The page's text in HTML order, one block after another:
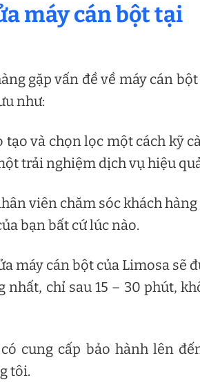
máy cán bột tại
gặp vấn đề về máy cán
như:
và chọn lọc một cách kỹ
trải nghiệm dịch vụ hiệu
viên chăm sóc khách
bạn bất cứ lúc nào.
máy cán bột của Limosa sẽ
chỉ sau 15 – 30 phút,
cung cấp bảo hành lên
tôi.